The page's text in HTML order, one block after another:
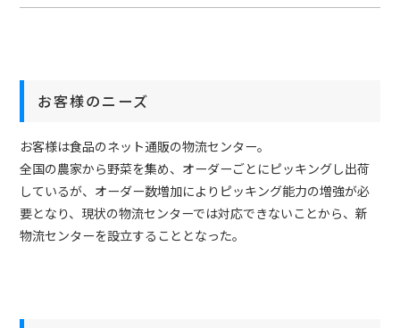
お客様のニーズ
お客様は食品のネット通販の物流センター。
全国の農家から野菜を集め、オーダーごとにピッキングし出荷
しているが、オーダー数増加によりピッキング能力の増強が必
要となり、現状の物流センターでは対応できないことから、新
物流センターを設立することとなった。